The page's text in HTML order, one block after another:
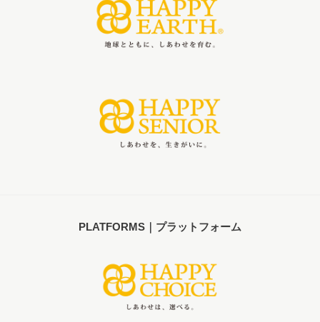
PLATFORMS｜プラットフォーム